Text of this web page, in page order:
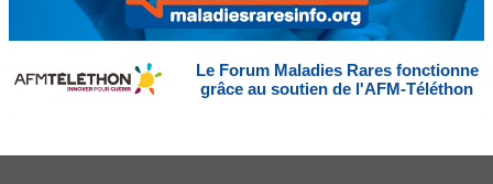
Le Forum Maladies Rares fonctionne
grâce au soutien de l'AFM-Téléthon